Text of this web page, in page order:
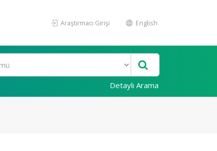
Araştırmacı Girişi English
Detaylı Arama